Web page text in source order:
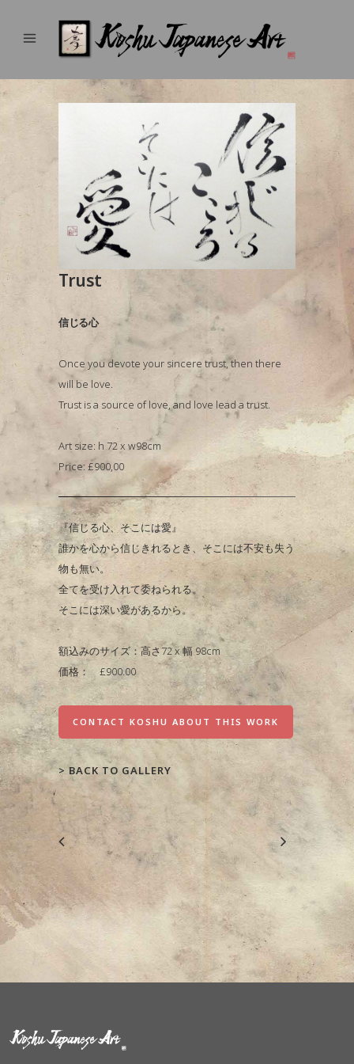
Trust
信じる心
Once you devote your sincere trust, then there
will be love.
Trust is a source of love, and love lead a trust.
Art size: h 72 x w98cm
Price: £900,00
『信じる心、そこには愛』
誰かを心から信じきれるとき、そこには不安も失う
物も無い。
全てを受け入れて委ねられる。
そこには深い愛があるから。
額込みのサイズ：高さ72 x 幅 98cm
価格： £900.00
CONTACT KOSHU ABOUT THIS WORK
> BACK TO GALLERY